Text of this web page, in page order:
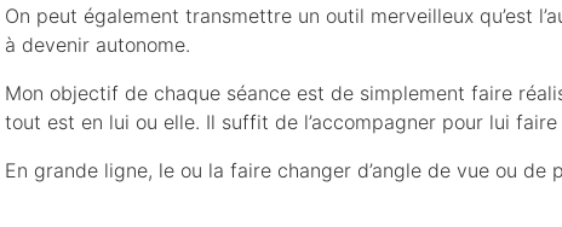
On peut également transmettre un outil merveilleux qu’est
à devenir autonome.
Mon objectif de chaque séance est de simplement faire
tout est en lui ou elle. Il suffit de l’accompagner pour lui
En grande ligne, le ou la faire changer d’angle de vue ou